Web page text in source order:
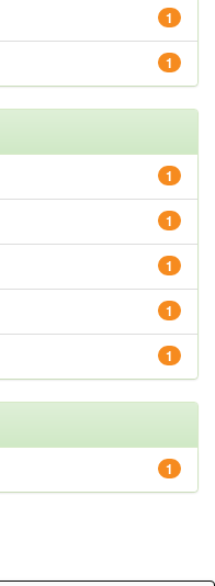
1
1
1
1
1
1
1
1